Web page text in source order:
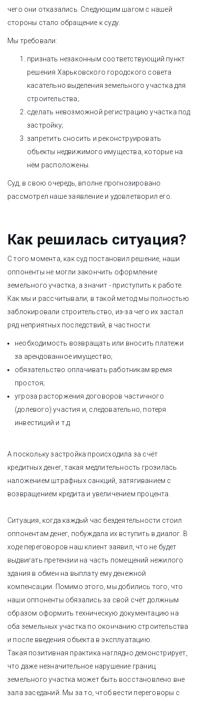
чего они отказались. Следующим шагом с нашей
стороны стало обращение к суду.
Мы требовали:
признать незаконным соответствующий пункт
решения Харьковского городского совета
касательно выделения земельного участка для
строительства;
сделать невозможной регистрацию участка под
застройку;
запретить сносить и реконструировать
объекты недвижимого имущества, которые на
нём расположены.
Суд, в свою очередь, вполне прогнозировано
рассмотрел наше заявление и удовлетворил его.
Как решилась ситуация?
С того момента, как суд постановил решение, наши
оппоненты не могли закончить оформление
земельного участка, а значит - приступить к работе.
Как мы и рассчитывали, в такой метод мы полностью
заблокировали строительство, из-за чего их застал
ряд неприятных последствий, в частности:
необходимость возвращать или вносить платежи
за арендованное имущество;
обязательство оплачивать работникам время
простоя;
угроза расторжения договоров частичного
(долевого) участия и, следовательно, потеря
инвестиций и т.д.
А поскольку застройка происходила за счёт
кредитных денег, такая медлительность грозилась
наложением штрафных санкций, затягиванием с
возвращением кредита и увеличением процента.
Ситуация, когда каждый час бездеятельности стоил
оппонентам денег, побуждала их вступить в диалог. В
ходе переговоров наш клиент заявил, что не будет
выдвигать претензии на часть помещений нежилого
здания в обмен на выплату ему денежной
компенсации. Помимо этого, мы добились того, что
наши оппоненты обязались за свой счёт должным
образом оформить техническую документацию на
оба земельных участка по окончанию строительства
и после введения объекта в эксплуатацию.
Такая позитивная практика наглядно демонстрирует,
что даже незначительное нарушение границ
земельного участка может быть восстановлено вне
зала заседаний. Мы за то, чтоб вести переговоры с